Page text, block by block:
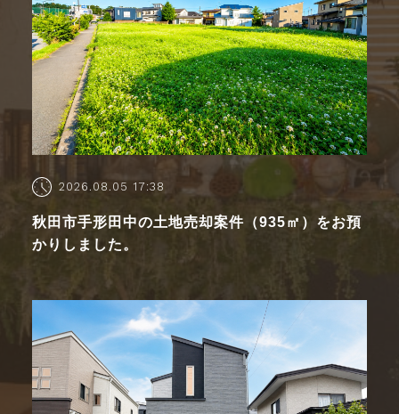
2026.08.05 17:38
秋田市手形田中の土地売却案件（935㎡）をお預
かりしました。